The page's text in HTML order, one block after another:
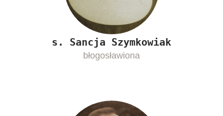
s. Sancja Szymkowiak
błogosławiona